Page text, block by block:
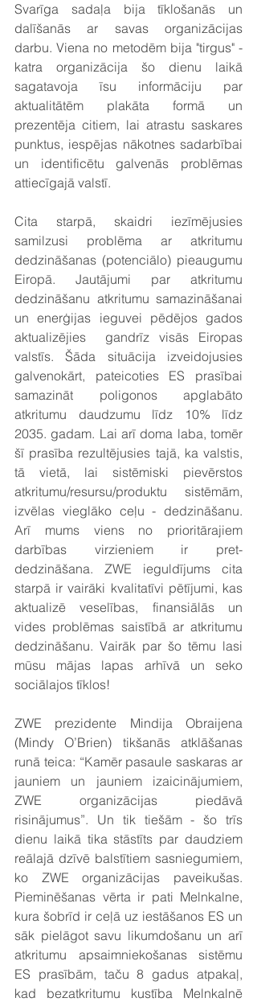
Svarīga sadaļa bija tīklošanās un
dalīšanās ar savas organizācijas
darbu. Viena no metodēm bija "tirgus" -
katra organizācija šo dienu laikā
sagatavoja īsu informāciju par
aktualitātēm plakāta formā un
prezentēja citiem, lai atrastu saskares
punktus, iespējas nākotnes sadarbībai
un identificētu galvenās problēmas
attiecīgajā valstī.
Cita starpā, skaidri iezīmējusies
samilzusi problēma ar atkritumu
dedzināšanas (potenciālo) pieaugumu
Eiropā. Jautājumi par atkritumu
dedzināšanu atkritumu samazināšanai
un enerģijas ieguvei pēdējos gados
aktualizējies  gandrīz visās Eiropas
valstīs. Šāda situācija izveidojusies
galvenokārt, pateicoties ES prasībai
samazināt poligonos apglabāto
atkritumu daudzumu līdz 10% līdz
2035. gadam. Lai arī doma laba, tomēr
šī prasība rezultējusies tajā, ka valstis,
tā vietā, lai sistēmiski pievērstos
atkritumu/resursu/produktu sistēmām,
izvēlas vieglāko ceļu - dedzināšanu.
Arī mums viens no prioritārajiem
darbības virzieniem ir pret-
dedzināšana. ZWE ieguldījums cita
starpā ir vairāki kvalitatīvi pētījumi, kas
aktualizē veselības, finansiālās un
vides problēmas saistībā ar atkritumu
dedzināšanu. Vairāk par šo tēmu lasi
mūsu mājas lapas arhīvā un seko
sociālajos tīklos!
ZWE prezidente Mindija Obraijena
(Mindy O’Brien) tikšanās atklāšanas
runā teica: “Kamēr pasaule saskaras ar
jauniem un jauniem izaicinājumiem,
ZWE organizācijas piedāvā
risinājumus”. Un tik tiešām - šo trīs
dienu laikā tika stāstīts par daudziem
reālajā dzīvē balstītiem sasniegumiem,
ko ZWE organizācijas paveikušas.
Pieminēšanas vērta ir pati Melnkalne,
kura šobrīd ir ceļā uz iestāšanos ES un
sāk pielāgot savu likumdošanu un arī
atkritumu apsaimniekošanas sistēmu
ES prasībām, taču 8 gadus atpakaļ,
kad bezatkritumu kustība Melnkalnē